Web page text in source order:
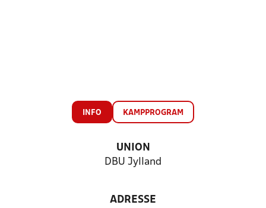
INFO KAMPPROGRAM
UNION
DBU Jylland
ADRESSE